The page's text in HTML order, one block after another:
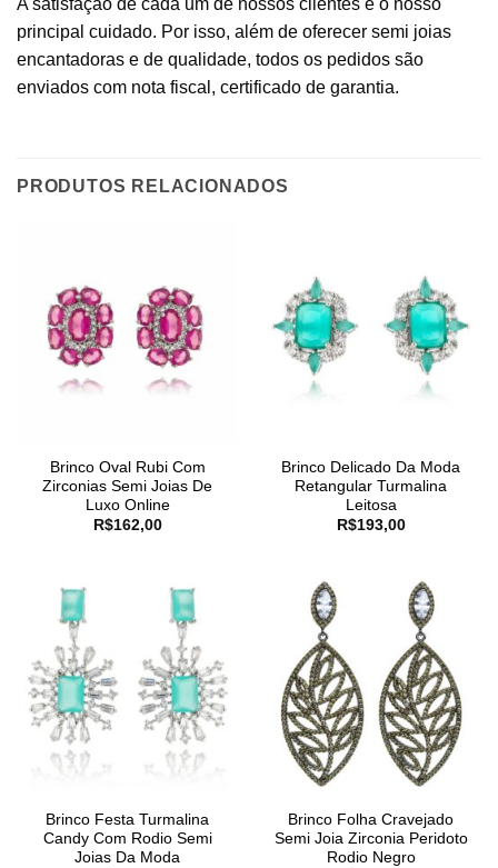
A satisfação de cada um de nossos clientes é o nosso
principal cuidado. Por isso, além de oferecer semi joias
encantadoras e de qualidade, todos os pedidos são
enviados com nota fiscal, certificado de garantia.
PRODUTOS RELACIONADOS
Brinco Oval Rubi Com
Zirconias Semi Joias De
Luxo Online
R$162,00
Brinco Delicado Da Moda
Retangular Turmalina
Leitosa
R$193,00
Brinco Festa Turmalina
Candy Com Rodio Semi
Joias Da Moda
Brinco Folha Cravejado
Semi Joia Zirconia Peridoto
Rodio Negro